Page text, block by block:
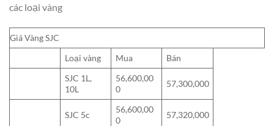
các loại vàng
Giá Vàng SJC
Loại vàng
Mua
Bán
SJC 1L,
10L
56,600,00
0
57,300,000
SJC 5c
56,600,00
0
57,320,000